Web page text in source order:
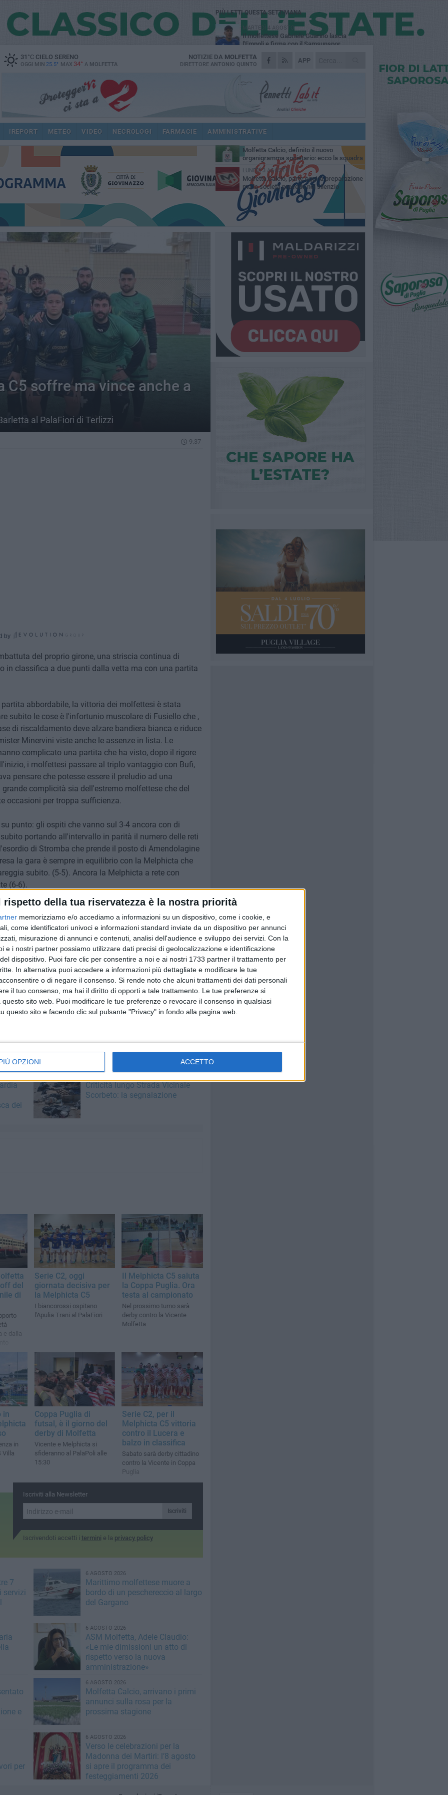
rispetto della tua riservatezza è la nostra priorità
memorizziamo e/o accediamo a informazioni su un dispositivo, come i cookie, e
come identificatori univoci e informazioni standard inviate da un dispositivo per annunci
misurazione di annunci e contenuti, analisi dell'audience e sviluppo dei servizi. Con la
e i nostri partner possiamo utilizzare dati precisi di geolocalizzazione e identificazione
dispositivo. Puoi fare clic per consentire a noi e ai nostri 1733 partner il trattamento per
In alternativa puoi accedere a informazioni più dettagliate e modificare le tue
o di negare il consenso. Si rende noto che alcuni trattamenti dei dati personali
il tuo consenso, ma hai il diritto di opporti a tale trattamento. Le tue preferenze si
sito web. Puoi modificare le tue preferenze o revocare il consenso in qualsiasi
questo sito e facendo clic sul pulsante "Privacy" in fondo alla pagina web.
OPZIONI ACCETTO
31 °CCIELO SERENO
OGGI MIN 25.5° MAX 34° A MOLFETTA
APP
NOTIZIE DA MOLFETTA
DIRETTORE ANTONIO QUINTO
IREPORT METEO VIDEO NECROLOGI FARMACIE AMMINISTRATIVE
C5 soffre ma vince anche a
al PalaFiori di Terlizzi
9.37
by
del proprio girone, una striscia continua di
in classifica a due punti dalla vetta ma con una partita
abbordabile, la vittoria dei molfettesi è stata
subito le cose è l'infortunio muscolare di Fusiello che ,
di riscaldamento deve alzare bandiera bianca e riduce
Minervini viste anche le assenze in lista. Le
complicato una partita che ha visto, dopo il rigore
i molfettesi passare al triplo vantaggio con Bufi,
pensare che potesse essere il preludio ad una
complicità sia dell'estremo molfettese che del
occasioni per troppa sufficienza.
punto: gli ospiti che vanno sul 3-4 ancora con di
portando all'intervallo in parità il numero delle reti
di Stromba che prende il posto di Amendolagine
la gara è sempre in equilibrio con la Melphicta che
subito. (5-5). Ancora la Melphicta a rete con
(6-6).
A 5' dal termine i Biancorossi trovano il doppio
chiude la gara 7 a 9. Unici segnali positivi sono le
e del laterale Puzziferri. "Stiamo attraversando un
stagionali che stanno minando non poco il nostro
anche nelle partite. Fortunatamente stiamo portando
solo di recuperare qualche elemento per la delicata
- le parole del dirigente accompagnatore Boccasini
l'Adriatica Barletta presso il Pala Fiori di Terlizzi alle
ritorno.
dei
Criticità lungo Strada Vicinale
Scorbeto: la segnalazione
del
di
e dalla
Serie C2, oggi
giornata decisiva per
la Melphicta C5
I biancorossi ospitano
l'Apulia Trani al PalaFiori
Il Melphicta C5 saluta
la Coppa Puglia. Ora
testa al campionato
Nel prossimo turno sarà
derby contro la Vicente
Molfetta
in
in
Villa
Coppa Puglia di
futsal, è il giorno del
derby di Molfetta
Vicente e Melphicta si
sfideranno al PalaPoli alle
15:30
Serie C2, per il
Melphicta C5 vittoria
contro il Lucera e
balzo in classifica
Sabato sarà derby cittadino
contro la Vicente in Coppa
Puglia
Iscriviti alla Newsletter
Iscriviti
Iscrivendoti accetti i termini e la privacy policy
7
servizi
6 AGOSTO 2026
Marittimo molfettese muore a
bordo di un peschereccio al largo
del Gargano
6 AGOSTO 2026
ASM Molfetta, Adele Claudio:
«Le mie dimissioni un atto di
rispetto verso la nuova
amministrazione»
e
6 AGOSTO 2026
Molfetta Calcio, arrivano i primi
annunci sulla rosa per la
prossima stagione
per
6 AGOSTO 2026
Verso le celebrazioni per la
Madonna dei Martiri: l’8 agosto
si apre il programma dei
festeggiamenti 2026
PIÙ LETTI QUESTA SETTIMANA
MARTEDÌ 4 AGOSTO
Il molfettese Gabriele Guarino lascia
l'Empoli e firma con il Samsunspor
LUNEDÌ 3 AGOSTO
Palazzetto Giovanni Panunzio: dove lo
eccellenza
DOMENICA 2 AGOSTO
Tennistavolo, il molfettese Roberto
Minervini riparte da Otranto
SABATO 1 AGOSTO
Molfetta Sportiva in Promozione
nonostante il record negativo di
MARTEDÌ 4 AGOSTO
Molfetta Calcio, definito il nuovo
organigramma societario: ecco la squadra
dirigenziale
LUNEDÌ 3 AGOSTO
Molfetta Calcio, parte oggi la preparazione
ma la società procede nel silenzio